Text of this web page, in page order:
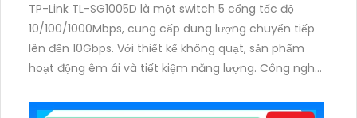
TP-Link TL-SG1005D là một switch 5 cổng tốc độ
10/100/1000Mbps, cung cấp dung lượng chuyển tiếp
lên đến 10Gbps. Với thiết kế không quạt, sản phẩm
hoạt động êm ái và tiết kiệm năng lượng. Công nghệ
đến 85%, thân thiện với môi trường.